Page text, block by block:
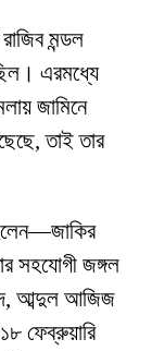
মন্ডল
এরমধ্যে
জামিনে
তাই তার
সহযোগী জঙ্গল
আব্দুল আজিজ
ফেব্রুয়ারি